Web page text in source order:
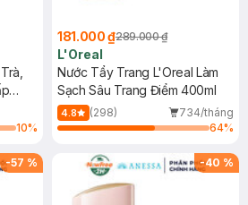
10%
181.000 ₫289.000 ₫
L'Oreal
Nước Tẩy Trang L'Oreal Làm
Sạch Sâu Trang Điểm 400ml
4.8 (298)
734/tháng
64%
-57 % -40 %